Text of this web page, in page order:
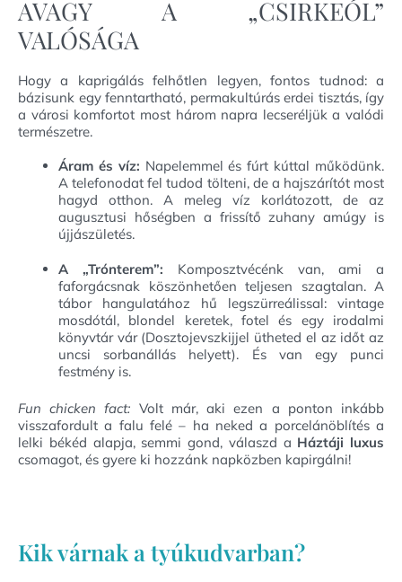
AVAGY A „CSIRKEÓL”
VALÓSÁGA
Hogy a kaprigálás felhőtlen legyen, fontos tudnod: a
bázisunk egy fenntartható, permakultúrás erdei tisztás, így
a városi komfortot most három napra lecseréljük a valódi
természetre.
Áram és víz: Napelemmel és fúrt kúttal működünk.
A telefonodat fel tudod tölteni, de a hajszárítót most
hagyd otthon. A meleg víz korlátozott, de az
augusztusi hőségben a frissítő zuhany amúgy is
újjászületés.
A „Trónterem”: Komposztvécénk van, ami a
faforgácsnak köszönhetően teljesen szagtalan. A
tábor hangulatához hű legszürreálissal: vintage
mosdótál, blondel keretek, fotel és egy irodalmi
könyvtár vár (Dosztojevszkijjel ütheted el az időt az
uncsi sorbanállás helyett). És van egy punci
festmény is.
Fun chicken fact: Volt már, aki ezen a ponton inkább
visszafordult a falu felé – ha neked a porcelánöblítés a
lelki békéd alapja, semmi gond, válaszd a Háztáji luxus
csomagot, és gyere ki hozzánk napközben kapirgálni!
Kik várnak a tyúkudvarban?